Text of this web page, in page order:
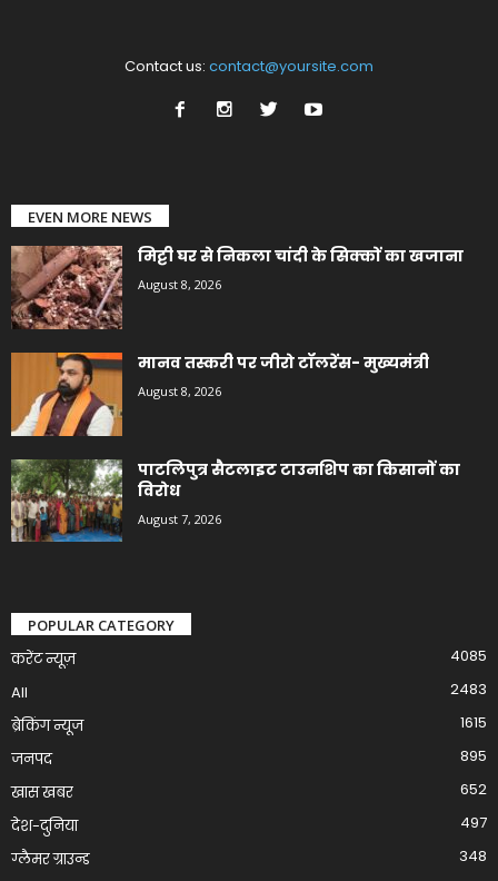
Contact us: contact@yoursite.com
EVEN MORE NEWS
मिट्टी घर से निकला चांदी के सिक्कों का खजाना
August 8, 2026
मानव तस्करी पर जीरो टॉलरेंस- मुख्यमंत्री
August 8, 2026
पाटलिपुत्र सैटलाइट टाउनशिप का किसानों का
विरोध
August 7, 2026
POPULAR CATEGORY
करेंट न्यूज़
4085
All
2483
ब्रेकिंग न्यूज
1615
जनपद
895
खास खबर
652
देश-दुनिया
497
ग्लैमर ग्राउन्ड
348